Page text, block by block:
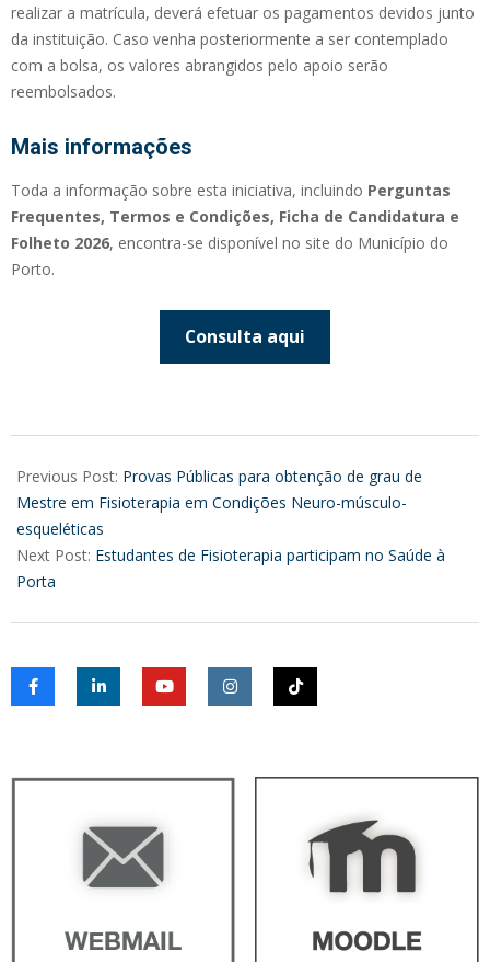
realizar a matrícula, deverá efetuar os pagamentos devidos junto
da instituição. Caso venha posteriormente a ser contemplado
com a bolsa, os valores abrangidos pelo apoio serão
reembolsados.
Mais informações
Toda a informação sobre esta iniciativa, incluindo Perguntas
Frequentes, Termos e Condições, Ficha de Candidatura e
Folheto 2026, encontra-se disponível no site do Município do
Porto.
Consulta aqui
06-
26
Previous Post: Provas Públicas para obtenção de grau de
Mestre em Fisioterapia em Condições Neuro-músculo-
esqueléticas
Next Post: Estudantes de Fisioterapia participam no Saúde à
Porta